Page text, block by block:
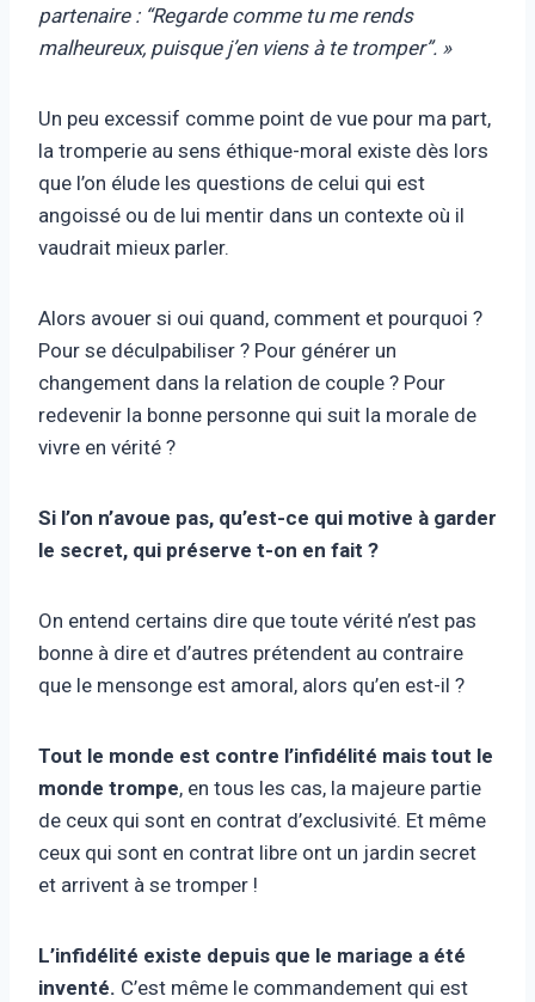
partenaire : “Regarde comme tu me rends
malheureux, puisque j’en viens à te tromper”. »
Un peu excessif comme point de vue pour ma part,
la tromperie au sens éthique-moral existe dès lors
que l’on élude les questions de celui qui est
angoissé ou de lui mentir dans un contexte où il
vaudrait mieux parler.
Alors avouer si oui quand, comment et pourquoi ?
Pour se déculpabiliser ? Pour générer un
changement dans la relation de couple ? Pour
redevenir la bonne personne qui suit la morale de
vivre en vérité ?
Si l’on n’avoue pas, qu’est-ce qui motive à garder
le secret, qui préserve t-on en fait ?
On entend certains dire que toute vérité n’est pas
bonne à dire et d’autres prétendent au contraire
que le mensonge est amoral, alors qu’en est-il ?
Tout le monde est contre l’infidélité mais tout le
monde trompe, en tous les cas, la majeure partie
de ceux qui sont en contrat d’exclusivité. Et même
ceux qui sont en contrat libre ont un jardin secret
et arrivent à se tromper !
L’infidélité existe depuis que le mariage a été
inventé. C’est même le commandement qui est